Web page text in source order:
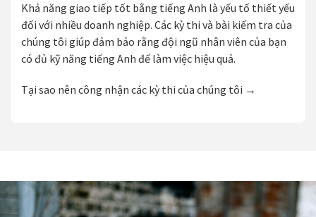
Khả năng giao tiếp tốt bằng tiếng Anh là yếu tố thiết yếu
đối với nhiều doanh nghiệp. Các kỳ thi và bài kiểm tra của
chúng tôi giúp đảm bảo rằng đội ngũ nhân viên của bạn
có đủ kỹ năng tiếng Anh để làm việc hiệu quả.
Tại sao nên công nhận các kỳ thi của chúng tôi →